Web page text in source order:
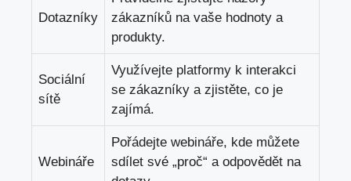
Dotazníky
zákazníků na vaše hodnoty a
produkty.
Sociální
sítě
Využívejte platformy k interakci
se zákazníky a zjistěte, co je
zajímá.
Webináře
Pořádejte webináře, kde můžete
sdílet své „proč“ a odpovědět na